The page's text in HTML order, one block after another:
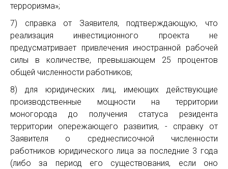
терроризма»;
7) справка от Заявителя, подтверждающую, что
реализация инвестиционного проекта не
предусматривает привлечения иностранной рабочей
силы в количестве, превышающем 25 процентов
общей численности работников;
8) для юридических лиц, имеющих действующие
производственные мощности на территории
моногорода до получения статуса резидента
территории опережающего развития, - справку от
Заявителя о среднесписочной численности
работников юридического лица за последние 3 года
(либо за период его существования, если оно